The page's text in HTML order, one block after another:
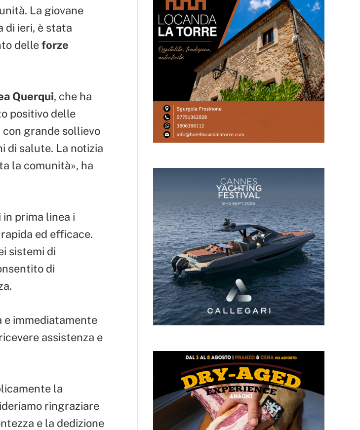
La giovane
di ieri, è stata
delleforze
Querqui, che ha
positivo delle
con grande sollievo
di salute. La notizia
la comunità», ha
prima linea i
ed efficace.
sistemi di
di
e immediatamente
assistenza e
la
ringraziare
e la dedizione